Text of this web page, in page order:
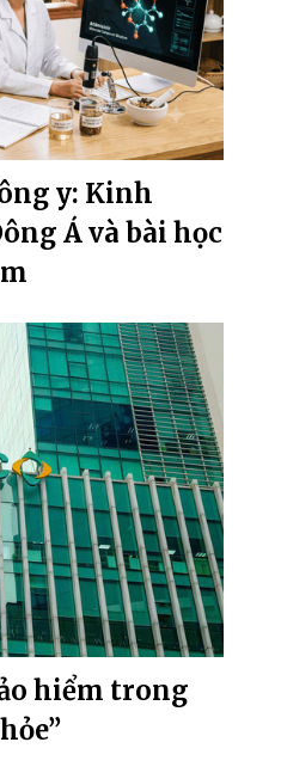
y: Kinh
Á và bài học
hiểm trong